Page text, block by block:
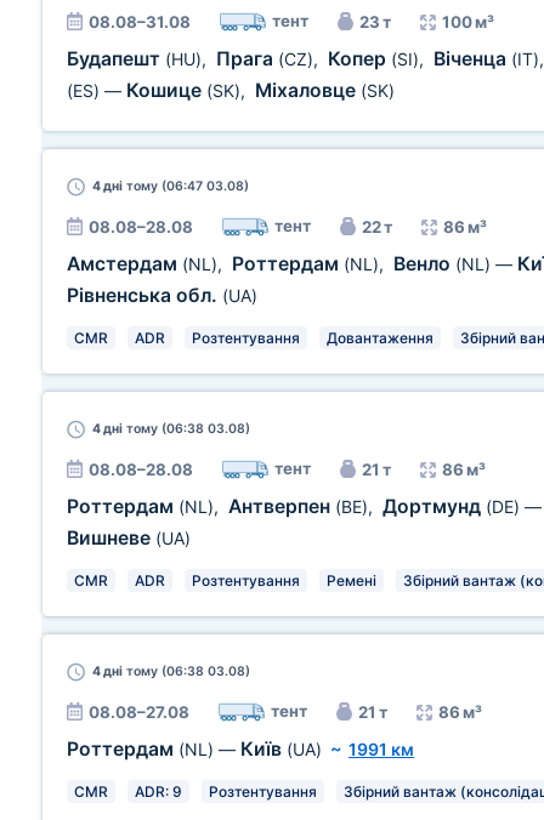
08.08–31.08 тент 23 т 100 м³
Будапешт (HU), Прага (CZ), Копер (SI), Віченца (IT)
(ES) — Кошице (SK), Міхаловце (SK)
4 дні тому (06:47 03.08)
08.08–28.08 тент 22 т 86 м³
Амстердам (NL), Роттердам (NL), Венло (NL) —
Рівненська обл. (UA)
CMR ADR Розтентування Довантаження Збірний
4 дні тому (06:38 03.08)
08.08–28.08 тент 21 т 86 м³
Роттердам (NL), Антверпен (BE), Дортмунд (DE)
Вишневе (UA)
CMR ADR Розтентування Ремені Збірний вантаж
4 дні тому (06:38 03.08)
08.08–27.08 тент 21 т 86 м³
Роттердам (NL) — Київ (UA) ~ 1991 км
CMR ADR: 9 Розтентування Збірний вантаж